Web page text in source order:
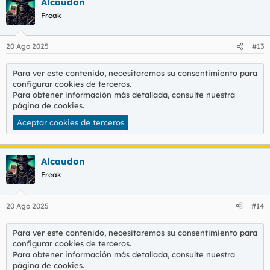
Freak
20 Ago 2025 #13
Para ver este contenido, necesitaremos su consentimiento para
configurar cookies de terceros.
Para obtener información más detallada, consulte nuestra
página de cookies.
Aceptar cookies de terceros
Alcaudon
Freak
20 Ago 2025 #14
Para ver este contenido, necesitaremos su consentimiento para
configurar cookies de terceros.
Para obtener información más detallada, consulte nuestra
página de cookies.